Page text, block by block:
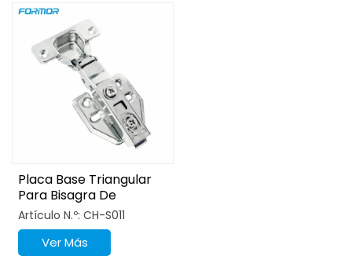
Placa Base Triangular
Para Bisagra De
Gabinete De Acero
Inoxidable De Grado 201
Artículo N.º: CH-S011
Ver Más